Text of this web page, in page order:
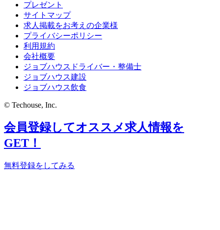
プレゼント
サイトマップ
求人掲載をお考えの企業様
プライバシーポリシー
利用規約
会社概要
ジョブハウスドライバー・整備士
ジョブハウス建設
ジョブハウス飲食
© Techouse, Inc.
会員登録してオススメ求人情報を
GET！
無料登録をしてみる